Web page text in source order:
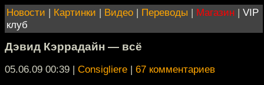
Новости | Картинки | Видео | Переводы | Магазин | VIP
клуб
Дэвид Кэррадайн — всё
05.06.09 00:39 | Consigliere | 67 комментариев